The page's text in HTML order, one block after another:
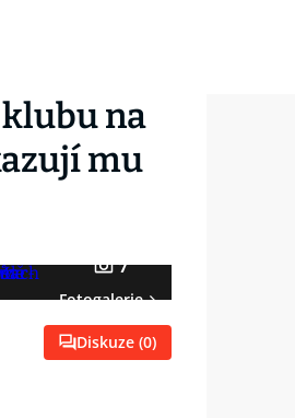
na
mu
7
Fotogalerie
Diskuze (0)